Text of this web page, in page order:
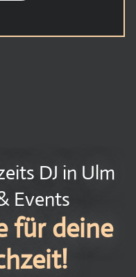
DJ in Ulm
Events
für deine